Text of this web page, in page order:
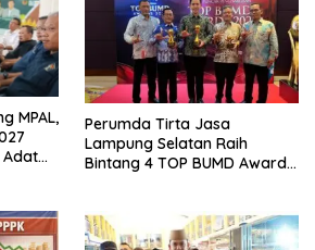
MPAL,
Adat
Perumda Tirta Jasa
Lampung Selatan Raih
Bintang 4 TOP BUMD Awards